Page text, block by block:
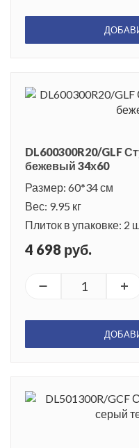
DL600300R20/GLF
бежевый 34х60
Размер: 60*34 см
Вес: 9.95 кг
Плиток в упаковке: 2
4 698 руб.